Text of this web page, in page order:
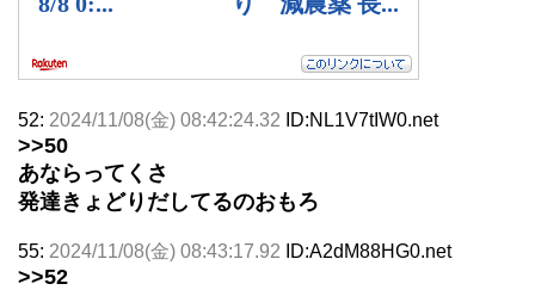
52: 2024/11/08(金) 08:42:24.32 ID:NL1V7tIW0.net
>>50
あならってくさ
発達きょどりだしてるのおもろ
55: 2024/11/08(金) 08:43:17.92 ID:A2dM88HG0.net
>>52